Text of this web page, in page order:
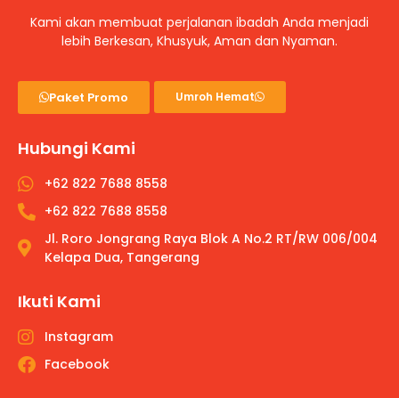
Kami akan membuat perjalanan ibadah Anda menjadi
lebih Berkesan, Khusyuk, Aman dan Nyaman.
Paket Promo Umroh Hemat
Hubungi Kami
+62 822 7688 8558
+62 822 7688 8558
Jl. Roro Jongrang Raya Blok A No.2 RT/RW 006/004
Kelapa Dua, Tangerang
Ikuti Kami
Instagram
Facebook